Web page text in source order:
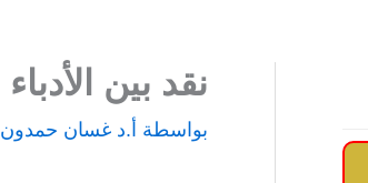
نقد بين الأدباء
بواسطة أ.د غسان حمدون